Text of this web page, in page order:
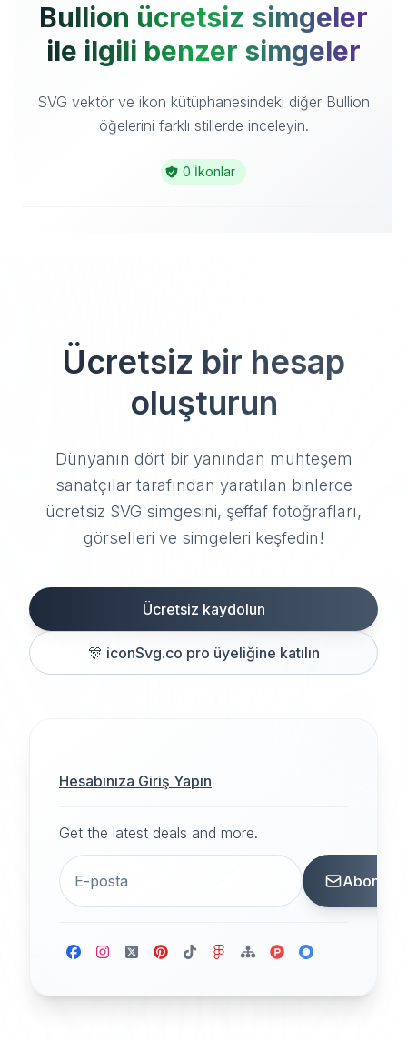
Bullion ücretsiz simgeler
ile ilgili benzer simgeler
SVG vektör ve ikon kütüphanesindeki diğer Bullion
öğelerini farklı stillerde inceleyin.
0 İkonlar
Ücretsiz bir hesap
oluşturun
Dünyanın dört bir yanından muhteşem
sanatçılar tarafından yaratılan binlerce
ücretsiz SVG simgesini, şeffaf fotoğrafları,
görselleri ve simgeleri keşfedin!
Ücretsiz kaydolun
🎊 iconSvg.co pro üyeliğine katılın
Hesabınıza Giriş Yapın
Get the latest deals and more.
Abone